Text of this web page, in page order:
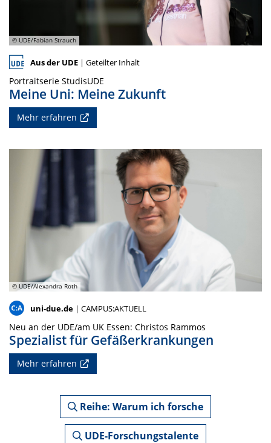
© UDE/Fabian Strauch
Aus der UDE | Geteilter Inhalt
Portraitserie StudisUDE
Meine Uni: Meine Zukunft
Mehr erfahren
© UDE/Alexandra Roth
uni-due.de | CAMPUS:AKTUELL
Neu an der UDE/am UK Essen: Christos Rammos
Spezialist für Gefäßerkrankungen
Mehr erfahren
Reihe: Warum ich forsche
UDE-Forschungstalente